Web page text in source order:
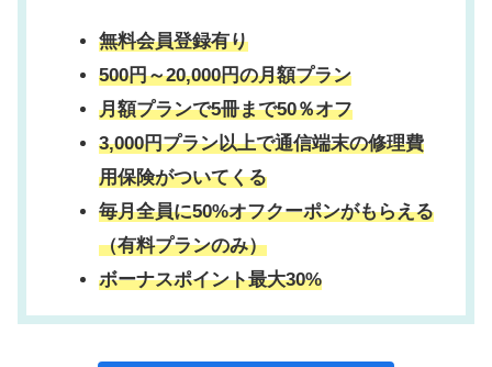
無料会員登録有り
500円～20,000円の月額プラン
月額プランで5冊まで50％オフ
3,000円プラン以上で通信端末の修理費
用保険がついてくる
毎月全員に50%オフクーポンがもらえる
（有料プランのみ）
ボーナスポイント最大30%